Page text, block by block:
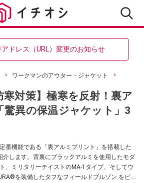
ドレス（URL）変更のお知らせ
ワークマンのアウター・ジャケット
寒対策】極寒を反射！裏ア
異の保温ジャケット」3
番機能である「裏アルミプリント」を搭載した
介します。背裏にブラックアルミを使用したモダ
、ミリタリーテイストのMA-1タイプ、そしてウ
を装備したタフなフィールドブルゾン をピッ